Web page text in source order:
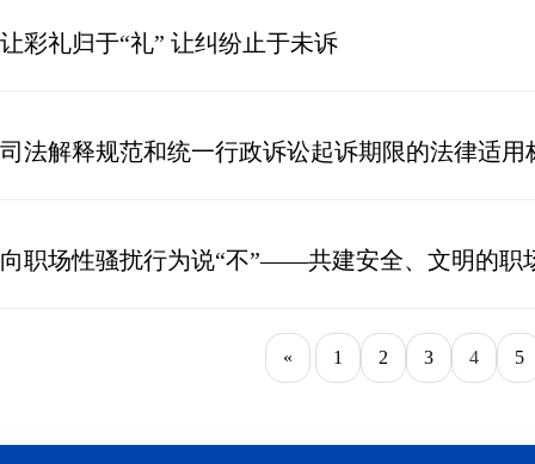
让彩礼归于“礼” 让纠纷止于未诉
司法解释规范和统一行政诉讼起诉期限的法律适用
向职场性骚扰行为说“不”——共建安全、文明的职
« 1 2 3 4 5